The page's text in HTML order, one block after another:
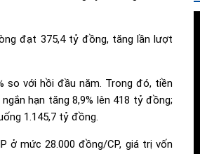
đạt 375,4 tỷ đồng, tăng lần lượt
so với hồi đầu năm. Trong đó, tiền
hạn tăng 8,9% lên 418 tỷ đồng;
1.145,7 tỷ đồng.
ở mức 28.000 đồng/CP, giá trị vốn